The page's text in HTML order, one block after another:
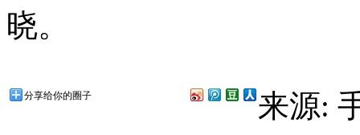
晓。
分享给你的圈子 来源: